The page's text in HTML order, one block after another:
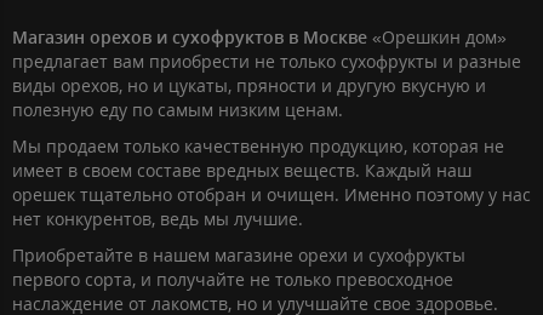
Магазин орехов и сухофруктов в Москве «Орешкин дом»
предлагает вам приобрести не только сухофрукты и разные
виды орехов, но и цукаты, пряности и другую вкусную и
полезную еду по самым низким ценам.
Мы продаем только качественную продукцию, которая не
имеет в своем составе вредных веществ. Каждый наш
орешек тщательно отобран и очищен. Именно поэтому у нас
нет конкурентов, ведь мы лучшие.
Приобретайте в нашем магазине орехи и сухофрукты
первого сорта, и получайте не только превосходное
наслаждение от лакомств, но и улучшайте свое здоровье.